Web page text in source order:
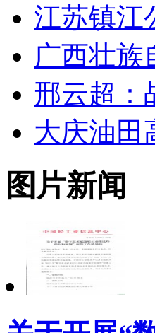
江苏镇江
广西壮族
邢云超：
大庆油田
图片新闻